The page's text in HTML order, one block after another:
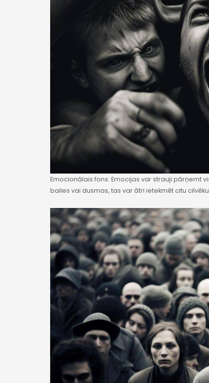
Emocionālais fons: Emocijas var strauji pārņemt
bailes vai dusmas, tas var ātri ietekmēt citu